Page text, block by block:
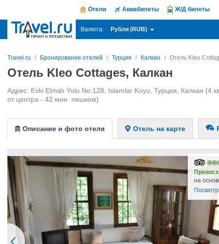
Отели Авиабилеты Ж/Д билеты
Валюта: Рубли (RUB)
Travel.ru Бронирование отелей Турция Калкан Отель Kleo
Отель Kleo Cottages, Калкан
Адрес: Eski Elmalı Yolu No:128, Islamlar Koyu Турция Калкан (4
от центра - 42 мин. пешком)
Описание и фото отеля Отель на карте
на